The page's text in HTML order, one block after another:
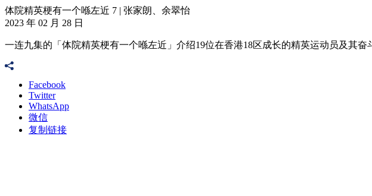
体院精英梗有一个喺左近 7 | 张家朗、余翠怡
2023 年 02 月 28 日
一连九集的「体院精英梗有一个喺左近」介绍19位在香港18区成长的精英运动员及其
Facebook
Twitter
WhatsApp
微信
复制链接